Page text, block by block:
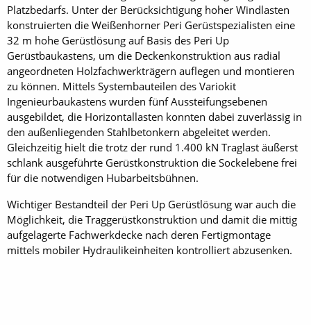
Platzbedarfs. Unter der Berücksichtigung hoher Windlasten
konstruierten die Weißenhorner Peri Gerüstspezialisten eine
32 m hohe Gerüstlösung auf Basis des Peri Up
Gerüstbaukastens, um die Deckenkonstruktion aus radial
angeordneten Holzfachwerkträgern auflegen und montieren
zu können. Mittels Systembauteilen des Variokit
Ingenieurbaukastens wurden fünf Aussteifungsebenen
ausgebildet, die Horizontallasten konnten dabei zuverlässig in
den außenliegenden Stahlbetonkern abgeleitet werden.
Gleichzeitig hielt die trotz der rund 1.400 kN Traglast äußerst
schlank ausgeführte Gerüstkonstruktion die Sockelebene frei
für die notwendigen Hubarbeitsbühnen.
Wichtiger Bestandteil der Peri Up Gerüstlösung war auch die
Möglichkeit, die Traggerüstkonstruktion und damit die mittig
aufgelagerte Fachwerkdecke nach deren Fertigmontage
mittels mobiler Hydraulikeinheiten kontrolliert abzusenken.